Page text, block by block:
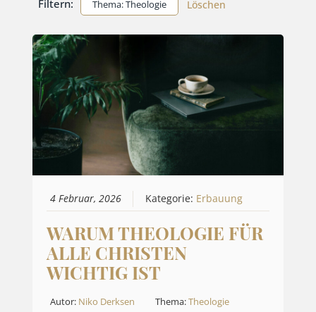
Filtern: Thema: Theologie Löschen
4 Februar, 2026 Kategorie: Erbauung
WARUM THEOLOGIE FÜR
ALLE CHRISTEN
WICHTIG IST
Autor: Niko Derksen Thema:Theologie